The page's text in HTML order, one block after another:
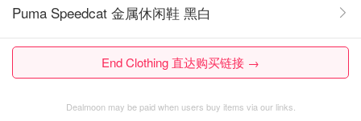
Puma Speedcat 金属休闲鞋 黑白
End Clothing 直达购买链接 →
Dealmoon may be paid when users buy items via our links.